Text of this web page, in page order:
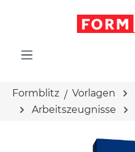
Formblitz Vorlagen
Arbeitszeugnisse